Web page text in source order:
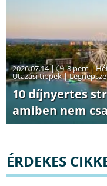
2026.07.14 | 8 perc|
Utazási tippek|
10 díjnyertes
amiben nem
ÉRDEKES